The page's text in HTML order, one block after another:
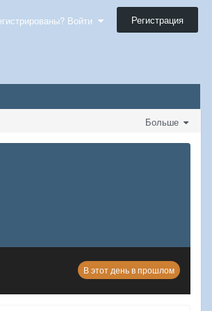
Войти Регистрация
Больше
В этот день в прошлом